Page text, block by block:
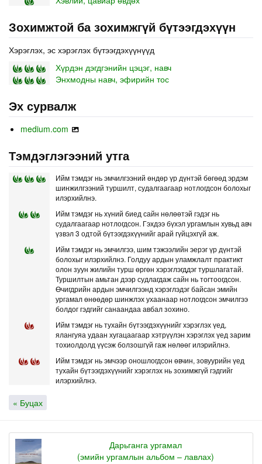
Зохимжтой ба зохимжгүй бүтээгдэхүүн
Хэрэглэх, эс хэрэглэх бүтээгдэхүүнүүд
Хүрдэн дэгдгэнийн цэцэг, навч
Энхмодны навч, эфирийн тос
Эх сурвалж
medium.com
Тэмдэглэгээний утга
Ийм тэмдэг нь эмчилгээний өндөр үр дүнтэй бөгөөд эрдэм
шинжилгээний туршилт, судалгаагаар нотлогдсон болохыг
илэрхийлнэ.
Ийм тэмдэг нь хүний биед сайн нөлөөтэй гэдэг нь
судалгаагаар нотлогдсон. Гэхдээ бүхэл ургамлын хувьд авч
үзвэл 3 одтой бүтээгдэхүүнийг арай гүйцэхгүй аж.
Ийм тэмдэг нь эмчилгээ, шим тэжээлийн эерэг үр дүнтэй
болохыг илэрхийлнэ. Голдуу ардын уламжлалт практикт
олон зуун жилийн турш өргөн хэрэглэгддэг туршлагатай.
Туршилтын амьтан дээр судлагдаж сайн нь тогтоогдсон.
Өчигдрийн ардын эмчилгээнд хэрэглэдэг байсан эмийн
ургамал өнөөдөр шинжлэх ухаанаар нотлогдсон эмчилгээ
болдог гэдгийг санаандаа авбал зохино.
Ийм тэмдэг нь тухайн бүтээгдэхүүнийг хэрэглэх үед,
ялангуяа удаан хугацаагаар хэтрүүлэн хэрэглэх үед зарим
тохиолдолд үүсэж болзошгүй гаж нөлөөг илэрийлнэ.
Ийм тэмдэг нь эмчээр оношлогдсон өвчин, зовуурийн үед
тухайн бүтээгдэхүүнийг хэрэглэх нь зохимжгүй гэдгийг
илэрхийлнэ.
« Буцах
Дарьганга ургамал
(эмийн ургамлын альбом – лавлах)